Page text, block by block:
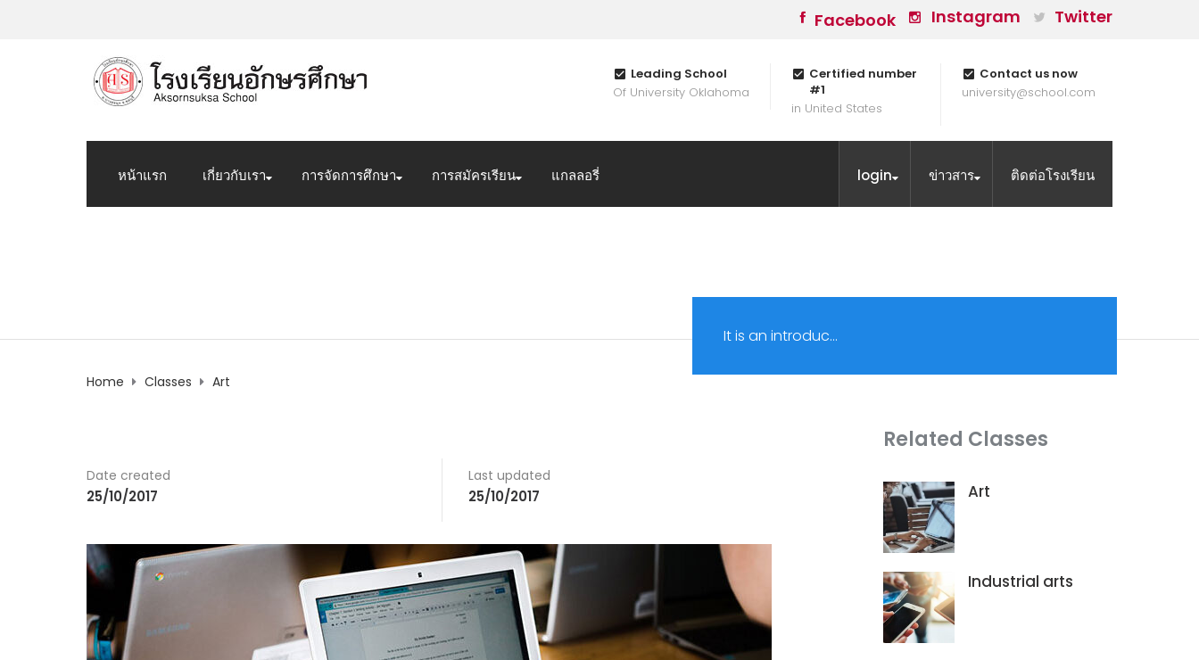
Twitter
Instagram
Facebook
Leading School
Of University Oklahoma
Certified number
#1
in United States
Contact us now
university@school.com
หน้าแรก เกี่ยวกับเรา การจัดการศึกษา การสมัครเรียน แกลลอรี่ ติดต่อโรงเรียน
ข่าวสาร
login
It is an introduc…
Home Classes Art
Date created
25/10/2017
Last updated
25/10/2017
Related Classes
Art
Industrial arts